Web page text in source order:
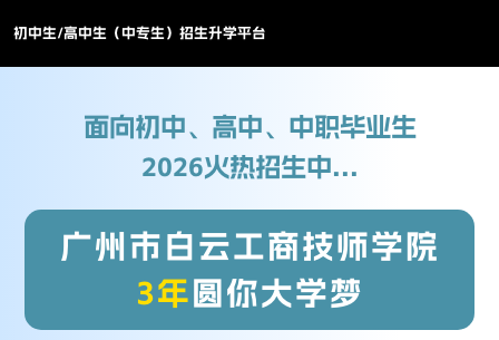
初中生/高中生（中专生）招生升学平台
面向初中、高中、中职毕业生
2026火热招生中...
广州市白云工商技师学院
3年圆你大学梦